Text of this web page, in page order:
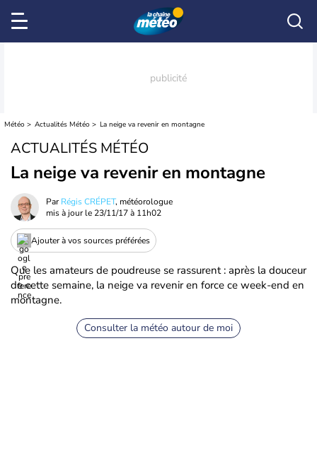
Météo Actualités Météo La neige va revenir en montagne
ACTUALITÉS MÉTÉO
La neige va revenir en montagne
ParRégis CRÉPET, météorologue
mis à jour le 23/11/17 à 11h02
Ajouter à vos sources préférées
Que les amateurs de poudreuse se rassurent : après la douceur
de cette semaine, la neige va revenir en force ce week-end en
montagne.
Consulter la météo autour de moi